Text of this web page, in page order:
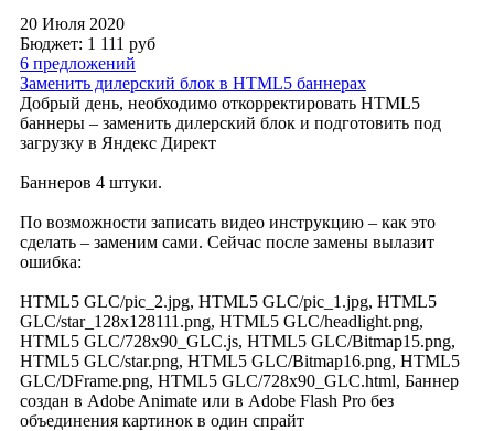
20 Июля 2020
Бюджет: 1 111 руб
6 предложений
Заменить дилерский блок в HTML5 баннерах
Добрый день, необходимо откорректировать HTML5
баннеры – заменить дилерский блок и подготовить под
загрузку в Яндекс Директ
Баннеров 4 штуки.
По возможности записать видео инструкцию – как это
сделать – заменим сами. Сейчас после замены вылазит
ошибка:
HTML5 GLC/pic_2.jpg, HTML5 GLC/pic_1.jpg, HTML5
GLC/star_128x128111.png, HTML5 GLC/headlight.png,
HTML5 GLC/728x90_GLC.js, HTML5 GLC/Bitmap15.png,
HTML5 GLC/star.png, HTML5 GLC/Bitmap16.png, HTML5
GLC/DFrame.png, HTML5 GLC/728x90_GLC.html, Баннер
создан в Adobe Animate или в Adobe Flash Pro без
объединения картинок в один спрайт